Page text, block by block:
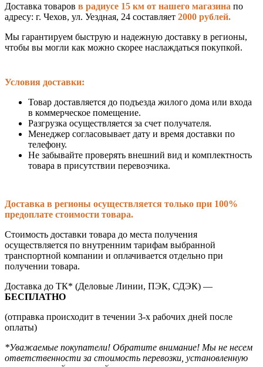
Доставка товаров в радиусе 15 км от нашего магазина по
адресу: г. Чехов, ул. Уездная, 24 составляет 2000 рублей.
Мы гарантируем быструю и надежную доставку в регионы,
чтобы вы могли как можно скорее наслаждаться покупкой.
Условия доставки:
Товар доставляется до подъезда жилого дома или входа
в коммерческое помещение.
Разгрузка осуществляется за счет получателя.
Менеджер согласовывает дату и время доставки по
телефону.
Не забывайте проверять внешний вид и комплектность
товара в присутствии перевозчика.
Доставка в регионы осуществляется только при 100%
предоплате стоимости товара.
Стоимость доставки товара до места получения
осуществляется по внутренним тарифам выбранной
транспортной компании и оплачивается отдельно при
получении товара.
Доставка до ТК* (Деловые Линии, ПЭК, СДЭК) —
БЕСПЛАТНО
(отправка происходит в течении 3-х рабочих дней после
оплаты)
*Уважаемые покупатели! Обратите внимание! Мы не несем
ответственности за стоимость перевозки, установленную